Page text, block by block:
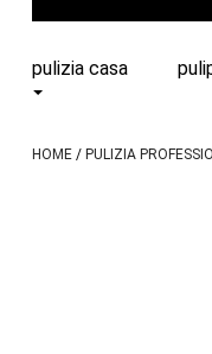
pulizia casa
HOME PULIZIA